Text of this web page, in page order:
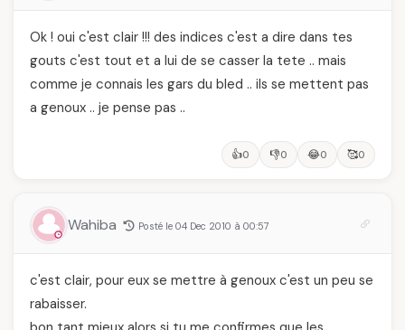
Ok ! oui c'est clair !!! des indices c'est a dire dans tes
gouts c'est tout et a lui de se casser la tete .. mais
comme je connais les gars du bled .. ils se mettent pas
a genoux .. je pense pas ..
👍0 👎0 😂0 🥰0
Wahiba Posté le 04 Dec 2010 à 00:57
c'est clair, pour eux se mettre à genoux c'est un peu se
rabaisser.